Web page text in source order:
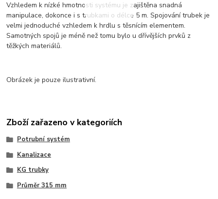
Vzhledem k nízké hmotnosti systému je zajištěna snadná
manipulace, dokonce i s trubkami o délce 5 m. Spojování trubek je
velmi jednoduché vzhledem k hrdlu s těsnícím elementem.
Samotných spojů je méně než tomu bylo u dřívějších prvků z
těžkých materiálů.
Obrázek je pouze ilustrativní.
Zboží zařazeno v kategoriích
Potrubní systém
Kanalizace
KG trubky
Průměr 315 mm